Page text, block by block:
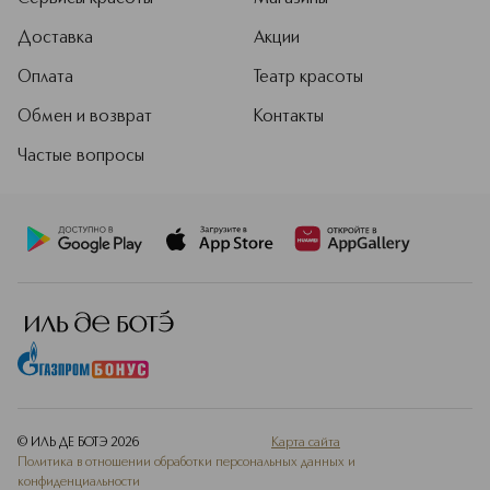
Доставка
Оплата
Обмен и возврат
Частые вопросы
Акции
Театр красоты
Контакты
© ИЛЬ ДЕ БОТЭ 2026
Карта сайта
Политика в отношении обработки персональных данных и
конфиденциальности